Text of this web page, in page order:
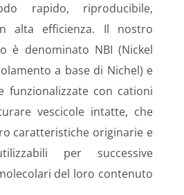
rapido, riproducibile,
alta efficienza. Il nostro
è denominato NBI (Nickel
a base di Nichel) e
funzionalizzate con cationi
vescicole intatte, che
caratteristiche originarie e
per successive
del loro contenuto